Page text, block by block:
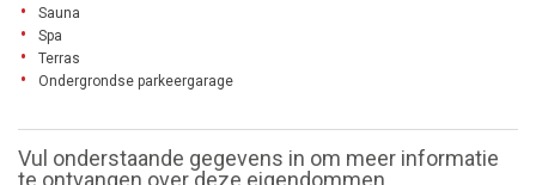
Sauna
Spa
Terras
Ondergrondse parkeergarage
Vul onderstaande gegevens in om meer informatie
te ontvangen over deze eigendommen.